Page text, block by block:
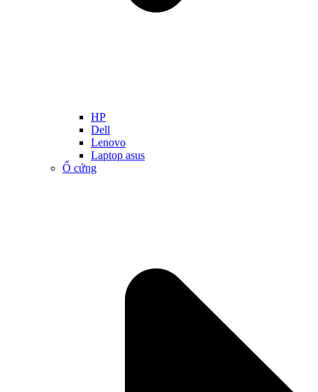
HP
Dell
Lenovo
Laptop asus
Ổ cứng